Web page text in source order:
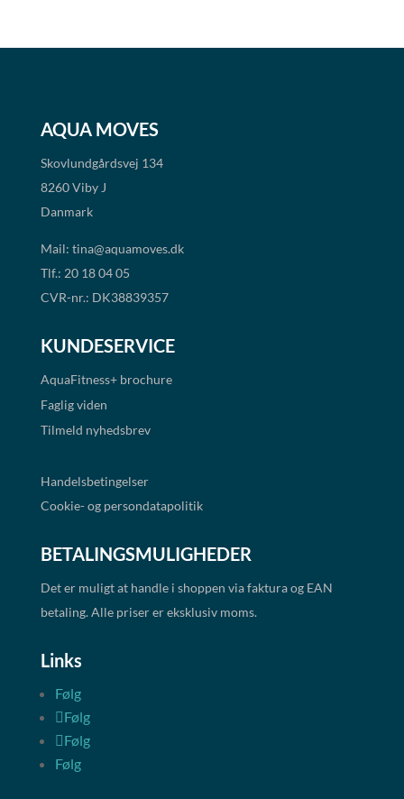
AQUA MOVES
Skovlundgårdsvej 134
8260 Viby J
Danmark
Mail: tina@aquamoves.dk
Tlf.: 20 18 04 05
CVR-nr.: DK38839357
KUNDESERVICE
AquaFitness+ brochure
Faglig viden
Tilmeld nyhedsbrev
Handelsbetingelser
Cookie- og persondatapolitik
BETALINGSMULIGHEDER
Det er muligt at handle i shoppen via faktura og EAN
betaling. Alle priser er eksklusiv moms.
Links
Følg
Følg
Følg
Følg